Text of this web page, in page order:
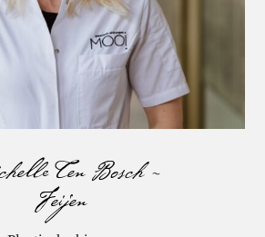
Ten Bosch –
Feijen